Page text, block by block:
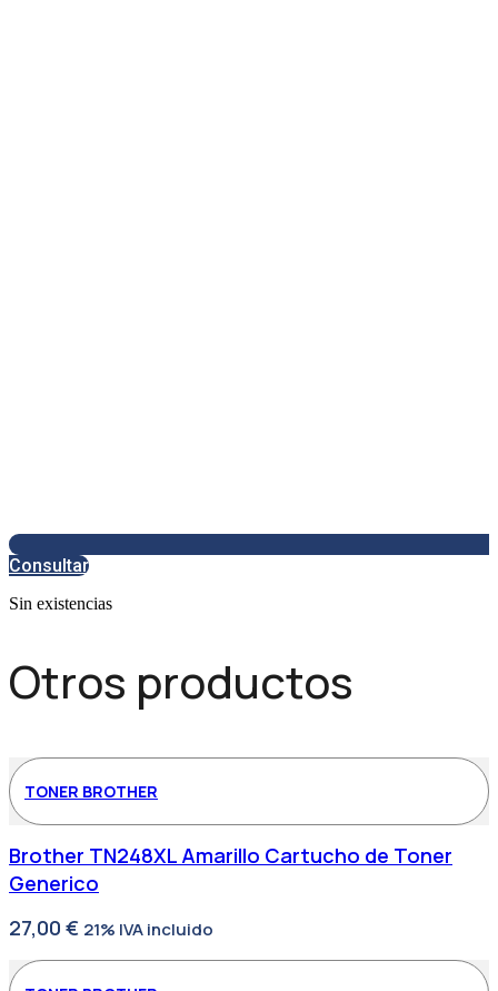
Consultar
Sin existencias
Otros productos
TONER BROTHER
Brother TN248XL Amarillo Cartucho de Toner
Generico
27,00 € 21% IVA incluido